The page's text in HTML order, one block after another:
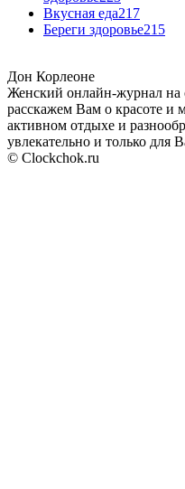
Вкусная еда217
Береги здоровье215
Дон Корлеоне
Женский онлайн-журнал
расскажем Вам о красоте и
активном отдыхе и
увлекательно и только для
© Clockchok.ru